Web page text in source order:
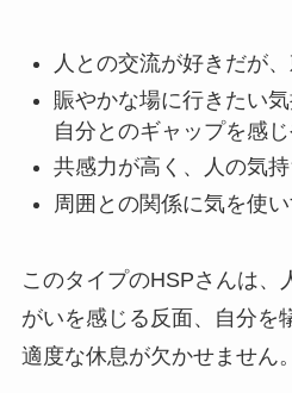
人との交流が好きだが
賑やかな場に行きたい
自分とのギャップを感
共感力が高く、人の気
周囲との関係に気を使
このタイプのHSPさんは、
がいを感じる反面、自分を
適度な休息が欠かせません。